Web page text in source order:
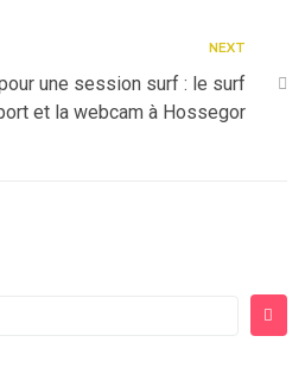
NEXT
une session surf : le surf
et la webcam à Hossegor